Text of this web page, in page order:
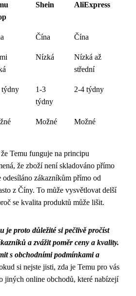
Shein AliExpress
Čína Čína
Nízká
Nízká až
střední
týdny
1-3
týdny
2-4 týdny
Možné Možné
Temu funguje na principu
že zboží není skladováno přímo
odesíláno zákazníkům přímo od
z Číny. To může vysvětlovat delší
se kvalita produktů může lišit.
je proto důležité si pečlivě pročíst
a zvážit poměr ceny a kvality.
s obchodními podmínkami a
si nejste jisti, zda je Temu pro vás
jiných online obchodů, které nabízejí